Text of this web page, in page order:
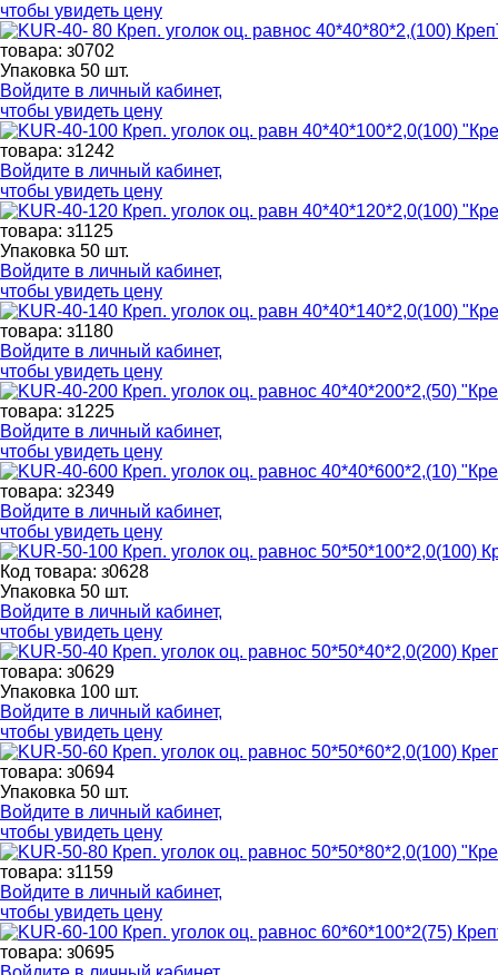
чтобы увидеть цену
товара: з0702
Упаковка 50 шт.
Войдите в личный кабинет,
чтобы увидеть цену
товара: з1242
Войдите в личный кабинет,
чтобы увидеть цену
товара: з1125
Упаковка 50 шт.
Войдите в личный кабинет,
чтобы увидеть цену
товара: з1180
Войдите в личный кабинет,
чтобы увидеть цену
товара: з1225
Войдите в личный кабинет,
чтобы увидеть цену
товара: з2349
Войдите в личный кабинет,
чтобы увидеть цену
Код товара: з0628
Упаковка 50 шт.
Войдите в личный кабинет,
чтобы увидеть цену
товара: з0629
Упаковка 100 шт.
Войдите в личный кабинет,
чтобы увидеть цену
товара: з0694
Упаковка 50 шт.
Войдите в личный кабинет,
чтобы увидеть цену
товара: з1159
Войдите в личный кабинет,
чтобы увидеть цену
товара: з0695